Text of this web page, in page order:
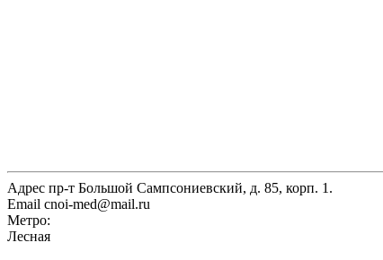
Адрес пр-т Большой Сампсониевский, д. 85, корп. 1.
Email cnoi-med@mail.ru
Метро:
Лесная